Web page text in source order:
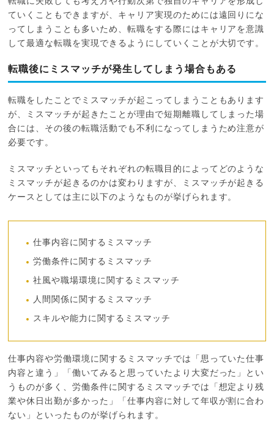
ていくこともできますが、キャリア実現のためには遠回りにな
ってしまうことも多いため、転職をする際にはキャリアを意識
して最適な転職を実現できるようにしていくことが大切です。
転職後にミスマッチが発生してしまう場合もある
転職をしたことでミスマッチが起こってしまうこともあります
が、ミスマッチが起きたことが理由で短期離職してしまった場
合には、その後の転職活動でも不利になってしまうため注意が
必要です。
ミスマッチといってもそれぞれの転職目的によってどのような
ミスマッチが起きるのかは変わりますが、ミスマッチが起きる
ケースとしては主に以下のようなものが挙げられます。
仕事内容に関するミスマッチ
労働条件に関するミスマッチ
社風や職場環境に関するミスマッチ
人間関係に関するミスマッチ
スキルや能力に関するミスマッチ
仕事内容や労働環境に関するミスマッチでは「思っていた仕事
内容と違う」「働いてみると思っていたより大変だった」とい
うものが多く、労働条件に関するミスマッチでは「想定より残
業や休日出勤が多かった」「仕事内容に対して年収が割に合わ
ない」といったものが挙げられます。